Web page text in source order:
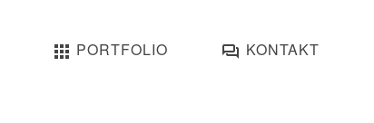
PORTFOLIO KONTAKT